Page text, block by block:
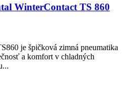
WinterContact TS 860
je špičková zimná pneumatika
a komfort v chladných